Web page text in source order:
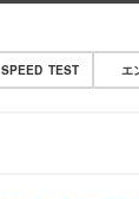
SPEED TEST エ